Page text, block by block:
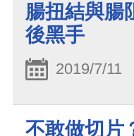
腸扭結與腸
後黑手
2019/7/11
不敢做切片